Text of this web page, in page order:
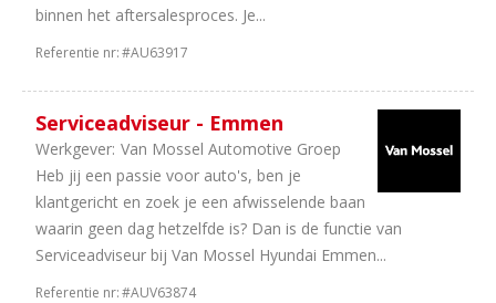
Aantal
uur
overleg
32
uur
38
uur
binnen het aftersalesproces. Je...
Referentie nr:#AU63917
Serviceadviseur - Emmen
Werkgever: Van Mossel Automotive Groep
Heb jij een passie voor auto's, ben je
klantgericht en zoek je een afwisselende baan
waarin geen dag hetzelfde is? Dan is de functie van
Serviceadviseur bij Van Mossel Hyundai Emmen...
Referentie nr:#AUV63874